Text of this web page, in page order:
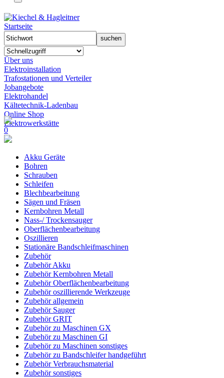
Startseite
Über uns
Elektroinstallation
Trafostationen und Verteiler
Jobangebote
Elektrohandel
Kältetechnik-Ladenbau
Online Shop
Elektrowerkstätte
0
Akku Geräte
Bohren
Schrauben
Schleifen
Blechbearbeitung
Sägen und Fräsen
Kernbohren Metall
Nass-/ Trockensauger
Oberflächenbearbeitung
Oszillieren
Stationäre Bandschleifmaschinen
Zubehör
Zubehör Akku
Zubehör Kernbohren Metall
Zubehör Oberflächenbearbeitung
Zubehör oszillierende Werkzeuge
Zubehör allgemein
Zubehör Sauger
Zubehör GRIT
Zubehör zu Maschinen GX
Zubehör zu Maschinen GI
Zubehör zu Maschinen sonstiges
Zubehör zu Bandschleifer handgeführt
Zubehör Verbrauchsmaterial
Zubehör sonstiges